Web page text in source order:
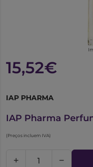
15,52€
IAP PHARMA
IAP Pharma
(Preços incluem IVA)